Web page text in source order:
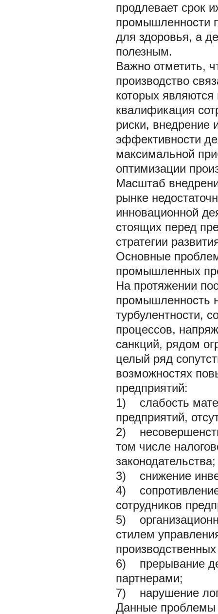
продлевает срок
промышленности
для здоровья, а
полезным.
Важно отметить,
производство
которых являются
квалификация
риски, внедрение
эффективности
максимальной
оптимизации
Масштаб
рынке
инновационной
стоящих перед
стратегии
Основные
промышленных
На протяжении
промышленность
турбулентности,
процессов,
санкций, рядом
целый ряд
возможностях
предприятий:
1) слабость
предприятий,
2)
том числе
законодательства;
3) снижение
4) сопротивление
сотрудников
5)
стилем
6) прерывание
партнерами;
7) нарушение
Данные проблемы